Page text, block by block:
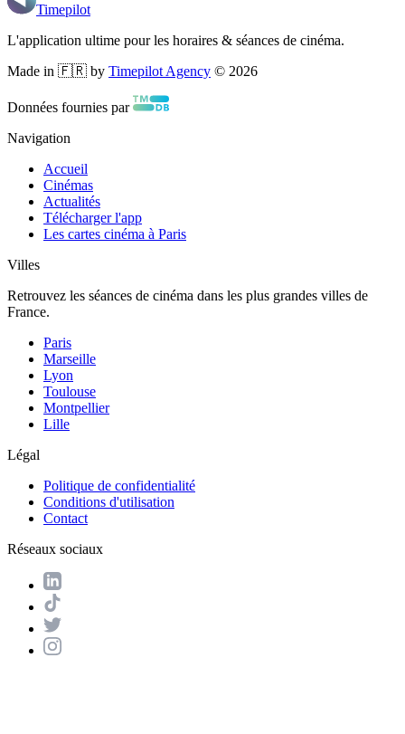
Timepilot
L'application ultime pour les horaires & séances de cinéma.
Made in 🇫🇷 by Timepilot Agency © 2026
Données fournies par
Navigation
Accueil
Cinémas
Actualités
Télécharger l'app
Les cartes cinéma à Paris
Villes
Retrouvez les séances de cinéma dans les plus grandes villes de
France.
Paris
Marseille
Lyon
Toulouse
Montpellier
Lille
Légal
Politique de confidentialité
Conditions d'utilisation
Contact
Réseaux sociaux